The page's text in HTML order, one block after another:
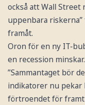
också att Wall Street
uppenbara
framåt.
Oron för en ny IT-
en recession minskar.
”Sammantaget bör
indikatorer nu pekar
förtroendet för